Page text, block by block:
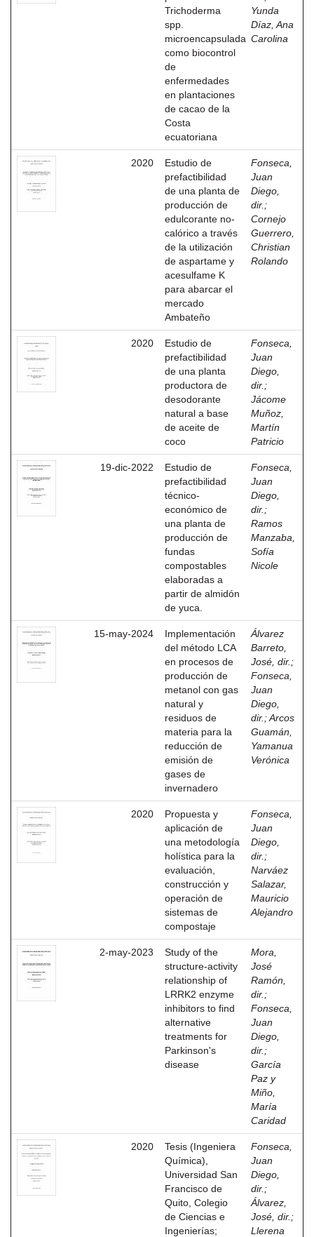
Trichoderma
spp.
microencapsulada
como biocontrol
de
enfermedades
en plantaciones
de cacao de la
Costa
ecuatoriana
Yunda
Díaz, Ana
Carolina
2020
Estudio de
prefactibilidad
de una planta de
producción de
edulcorante no-
calórico a través
de la utilización
de aspartame y
acesulfame K
para abarcar el
mercado
Ambateño
Fonseca,
Juan
Diego,
dir. ;
Cornejo
Guerrero,
Christian
Rolando
2020
Estudio de
prefactibilidad
de una planta
productora de
desodorante
natural a base
de aceite de
coco
Fonseca,
Juan
Diego,
dir. ;
Jácome
Muñoz,
Martín
Patricio
19-dic-2022
Estudio de
prefactibilidad
técnico-
económico de
una planta de
producción de
fundas
compostables
elaboradas a
partir de almidón
de yuca.
Fonseca,
Juan
Diego,
dir. ;
Ramos
Manzaba,
Sofía
Nicole
15-may-2024
Implementación
del método LCA
en procesos de
producción de
metanol con gas
natural y
residuos de
materia para la
reducción de
emisión de
gases de
invernadero
Álvarez
Barreto,
José, dir. ;
Fonseca,
Juan
Diego,
dir. ;Arcos
Guamán,
Yamanua
Verónica
2020
Propuesta y
aplicación de
una metodología
holística para la
evaluación,
construcción y
operación de
sistemas de
compostaje
Fonseca,
Juan
Diego,
dir. ;
Narváez
Salazar,
Mauricio
Alejandro
2-may-2023
Study of the
structure-activity
relationship of
LRRK2 enzyme
inhibitors to find
alternative
treatments for
Parkinson's
disease
Mora,
José
Ramón,
dir. ;
Fonseca,
Juan
Diego,
dir. ;
García
Paz y
Miño,
María
Caridad
2020
Tesis (Ingeniera
Química),
Universidad San
Francisco de
Quito, Colegio
de Ciencias e
Ingenierías;
Fonseca,
Juan
Diego,
dir. ;
Álvarez,
José, dir. ;
Llerena